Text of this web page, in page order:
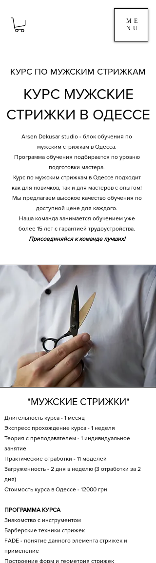
ME
NU
КУРС ПО МУЖСКИМ СТРИЖКАМ
КУРС МУЖСКИЕ
СТРИЖКИ В ОДЕССЕ
Arsen Dekusar studio - блок обучения по
мужским стрижкам в Одесса.
Программа обучения подбирается по уровню
подготовки мастера.
Курс по мужским стрижкам в Одессе подходит
как для новичков, так и для мастеров с опытом!
Мы предлагаем высокое качество обучения по
доступной цене для каждого.
Наша команда занимается обучением уже
более 15 лет с гарантией трудоустройства.
Присоединяйся к команде лучших!
"МУЖСКИЕ СТРИЖКИ"
Длительность курса - 1 месяц
Экспресс прохождение курса - 1 неделя
Теория с преподавателем - 1 индивидуальное
занятие
Практические отработки - 11 моделей
Загруженность - 2 дня в неделю (3 отработки за 2
дня)
Стоимость курса в Одессе - 12000 грн
ПРОГРАММА КУРСА
Знакомство с инструментом
Барберские техники стрижек
FADE - понятие данного элемента стрижек и
применение
Построение форм и геометрия стрижек